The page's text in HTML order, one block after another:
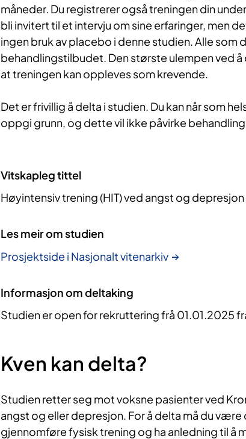
måneder. Du registrerer også treningen din
bli invitert til et intervju om sine erfaringer, men
ingen bruk av placebo i denne studien. Alle som
behandlingstilbudet. Den største ulempen ved
at treningen kan oppleves som krevende.
Det er frivillig å delta i studien. Du kan når som
oppgi grunn, og dette vil ikke påvirke
Vitskapleg tittel
Høyintensiv trening (HIT) ved angst og
Les meir om studien
Prosjektside i Nasjonalt vitenarkiv
Informasjon om deltaking
Studien er open for rekruttering frå 01.01.2025
Kven kan delta?
Studien retter seg mot voksne pasienter ved
angst og eller depresjon. For å delta må du være
gjennomføre fysisk trening og ha anledning til å